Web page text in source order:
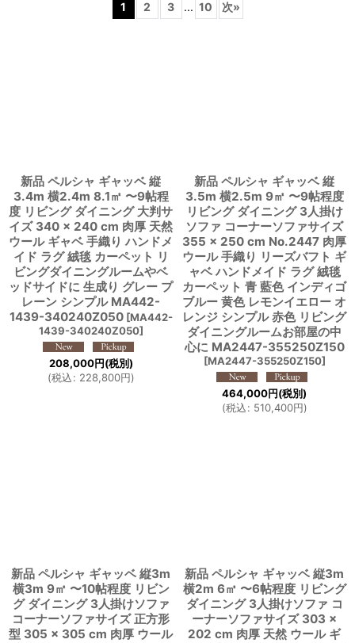
1 2 3 ... 10 次»
新品 ペルシャ ギャッベ 縦
3.4m 横2.4m 8.1㎡ 〜9帖程
度 リビング ダイニング 大判サ
イズ 340 × 240 cm 肉厚 天然
ウール ギャベ 手織り ハンドメ
イド ラグ 絨毯 カーペット リ
ビングダイニングルームやベ
ッドサイドに 生成り グレー プ
レーン シンプル MA442-
1439-340240Z050 [MA442-
1439-340240Z050]
208,000円(税別)
(税込: 228,800円)
新品 ペルシャ ギャッベ 縦
3.5m 横2.5m 9㎡ 〜9帖程度
リビング ダイニング 3人掛け
ソファ コーナーソファサイズ
355 × 250 cm No.2447 肉厚
ウール 手織り リーズバフト ギ
ャベ ハンドメイド ラグ 絨毯
カーペット 青 藍色 インディゴ
ブルー 黄色 レモンイエロー オ
レンジ シンプル 赤色 リビング
ダイニングルームお部屋の中
心に MA2447-355250Z150
[MA2447-355250Z150]
464,000円(税別)
(税込: 510,400円)
新品 ペルシャ ギャッベ 縦3m
横3m 9㎡ 〜10帖程度 リビン
グ ダイニング 3人掛けソファ
コーナーソファサイズ 正方形
型 305 × 305 cm 肉厚 ウール
新品 ペルシャ ギャッベ 縦3m
横2m 6㎡ 〜6帖程度 リビング
ダイニング 3人掛けソファ コ
ーナーソファサイズ 303 ×
202 cm 肉厚 天然 ウール ギ